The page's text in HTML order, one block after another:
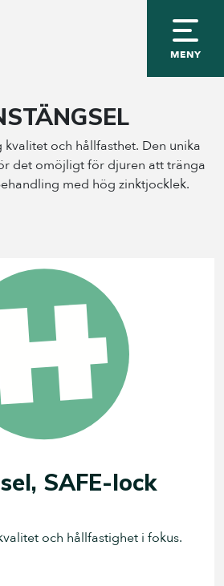
MENY
kvalitet och hållfasthet. Den unika
det omöjligt för djuren att tränga
med hög zinktjocklek.
SAFE-lock
och hållfastighet i fokus.